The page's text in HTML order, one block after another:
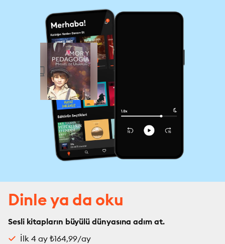
Dinle ya da oku
Sesli kitapların büyülü dünyasına adım at.
İlk 4 ay ₺164,99/ay